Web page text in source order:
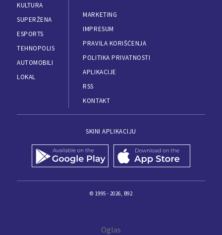
KULTURA
SUPERŽENA
ESPORTS
TEHNOPOLIS
AUTOMOBILI
LOKAL
MARKETING
IMPRESUM
PRAVILA KORIŠĆENJA
POLITIKA PRIVATNOSTI
APLIKACIJE
RSS
KONTAKT
SKINI APLIKACIJU
© 1995 - 2026, B92